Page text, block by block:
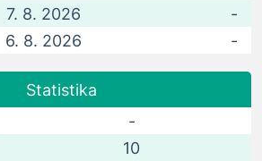
7. 8. 2026
-
6. 8. 2026
-
Statistika
-
10